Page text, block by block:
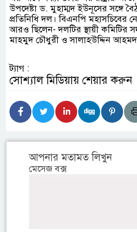
উপদেষ্টা ড. মুহাম্মদ ইউনূসের সঙ্গে
প্রতিনিধি দল। বিএনপি মহাসচিবের
আরও ছিলেন- দলটির স্থায়ী
মাহমুদ চৌধুরী ও সালাহউদ্দিন
ট্যাগ :
সোশ্যাল মিডিয়ায় শেয়ার করুন
আপনার মতামত লিখুন
মেসেজ বক্স